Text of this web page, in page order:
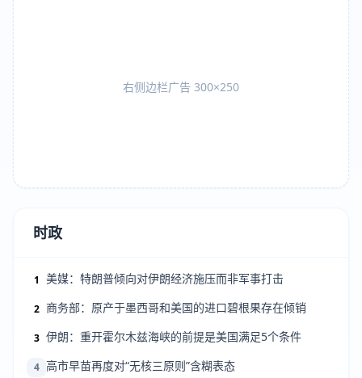
右侧边栏广告 300×250
时政
1 美媒：特朗普倾向对伊朗经济施压而非军事打击
2 商务部：原产于墨西哥和美国的进口碧根果存在倾销
3 伊朗：重开霍尔木兹海峡的前提是美国满足5个条件
4 高市早苗再度对“无核三原则”含糊表态